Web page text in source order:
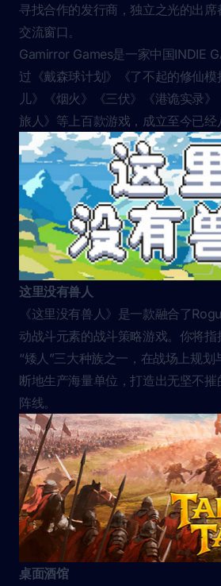
寻找合作的发行商，独立之光的出
交流窗口。
Gamirror Games是一家中国INDIE
过《戴森球计划》《了不起的修仙
儿》《烟火》《三伏》《港诡实录
旅人》等上百款游戏，成立至今已经
这里没有兽人
《这里没有兽人》是一款融合了
动战斗元素的战斗策略游戏。你将指
“矮人”三大种族之一，在战场上规
断地生产海量单位，打造出无坚不
阵线。
桌面酒馆